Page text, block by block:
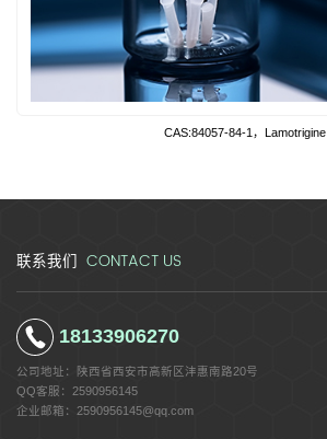
CAS:84057-84-1，Lamotrigine
联系我们 CONTACT US
18133906270
公司地址：
陕西省西安市高新区沣惠南路20号
QQ客服： 2590956145
企业邮箱： 2590956145@qq.com